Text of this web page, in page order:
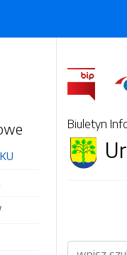
Biuletyn
Wyszukiwarka